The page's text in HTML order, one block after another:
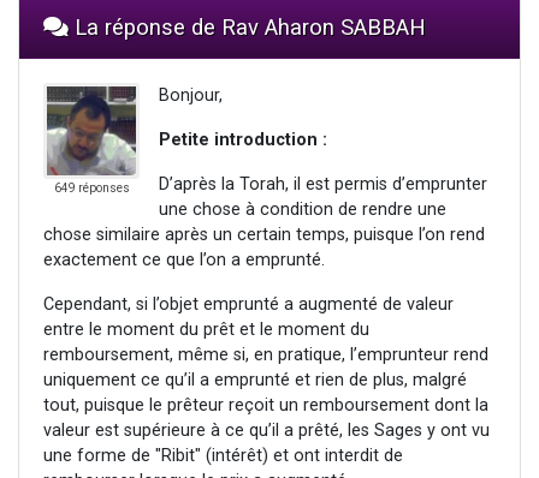
La réponse de Rav Aharon SABBAH
649 réponses
Bonjour,
Petite introduction :
D’après la Torah, il est permis d’emprunter
une chose à condition de rendre une
chose similaire après un certain temps, puisque l’on rend
exactement ce que l’on a emprunté.
Cependant, si l’objet emprunté a augmenté de valeur
entre le moment du prêt et le moment du
remboursement, même si, en pratique, l’emprunteur rend
uniquement ce qu’il a emprunté et rien de plus, malgré
tout, puisque le prêteur reçoit un remboursement dont la
valeur est supérieure à ce qu’il a prêté, les Sages y ont vu
une forme de "Ribit" (intérêt) et ont interdit de